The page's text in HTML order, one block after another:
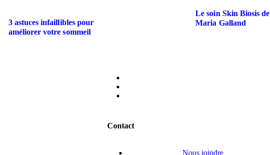
3 astuces infaillibles pour
améliorer votre sommeil
Le soin Skin Biosis de
Maria Galland
Contact
Nous joindre